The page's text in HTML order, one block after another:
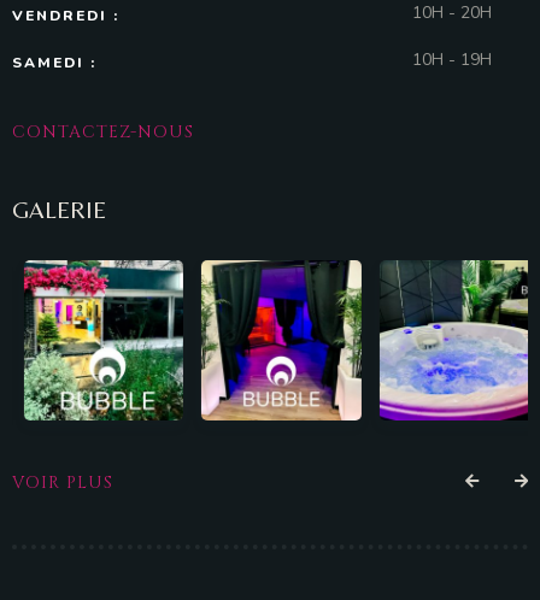
VENDREDI : 10H - 20H
SAMEDI : 10H - 19H
CONTACTEZ-NOUS
GALERIE
VOIR PLUS